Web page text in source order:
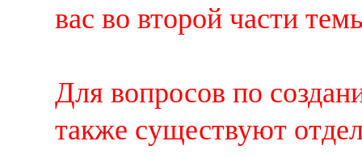
вас во второй части
Для вопросов по
также существуют